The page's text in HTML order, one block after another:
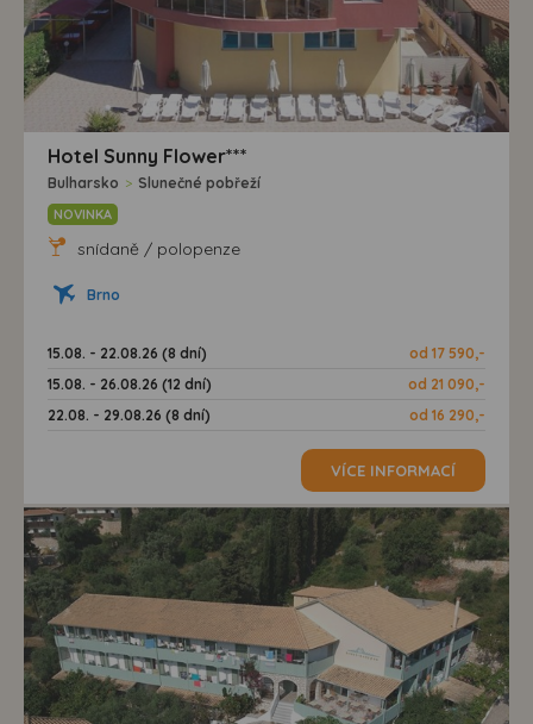
Hotel Sunny Flower***
Bulharsko > Slunečné pobřeží
NOVINKA
snídaně / polopenze
Brno
15.08. - 22.08.26 (8 dní)
od 17 590,-
15.08. - 26.08.26 (12 dní)
od 21 090,-
22.08. - 29.08.26 (8 dní)
od 16 290,-
VÍCE INFORMACÍ